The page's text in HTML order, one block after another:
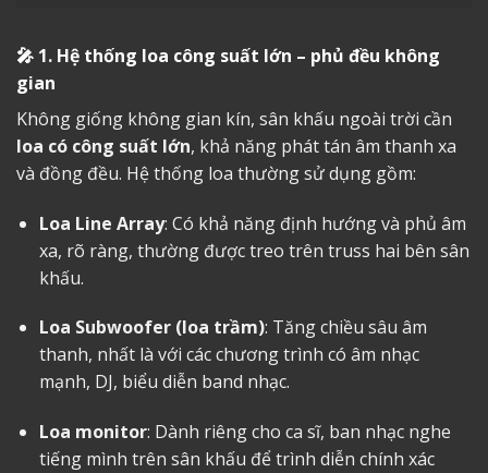
🎤 1. Hệ thống loa công suất lớn – phủ đều không
gian
Không giống không gian kín, sân khấu ngoài trời cần
loa có công suất lớn, khả năng phát tán âm thanh xa
và đồng đều. Hệ thống loa thường sử dụng gồm:
Loa Line Array: Có khả năng định hướng và phủ âm
xa, rõ ràng, thường được treo trên truss hai bên sân
khấu.
Loa Subwoofer (loa trầm): Tăng chiều sâu âm
thanh, nhất là với các chương trình có âm nhạc
mạnh, DJ, biểu diễn band nhạc.
Loa monitor: Dành riêng cho ca sĩ, ban nhạc nghe
tiếng mình trên sân khấu để trình diễn chính xác